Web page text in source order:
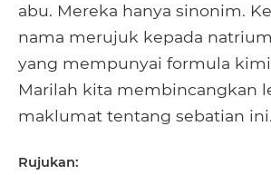
abu. Mereka hanya sinonim.
nama merujuk kepada
yang mempunyai formula
Marilah kita membincangkan
maklumat tentang sebatian ini.
Rujukan: